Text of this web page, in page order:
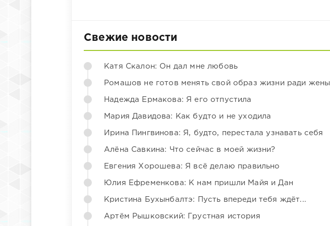
Свежие новости
Катя Скалон: Он дал мне любовь
Ромашов не готов менять свой образ жизни ради жены
Надежда Ермакова: Я его отпустила
Мария Давидова: Как будто и не уходила
Ирина Пингвинова: Я, будто, перестала узнавать себя
Алёна Савкина: Что сейчас в моей жизни?
Евгения Хорошева: Я всё делаю правильно
Юлия Ефременкова: К нам пришли Майя и Дан
Кристина Бухынбалтэ: Пусть впереди тебя ждёт...
Артём Рышковский: Грустная история